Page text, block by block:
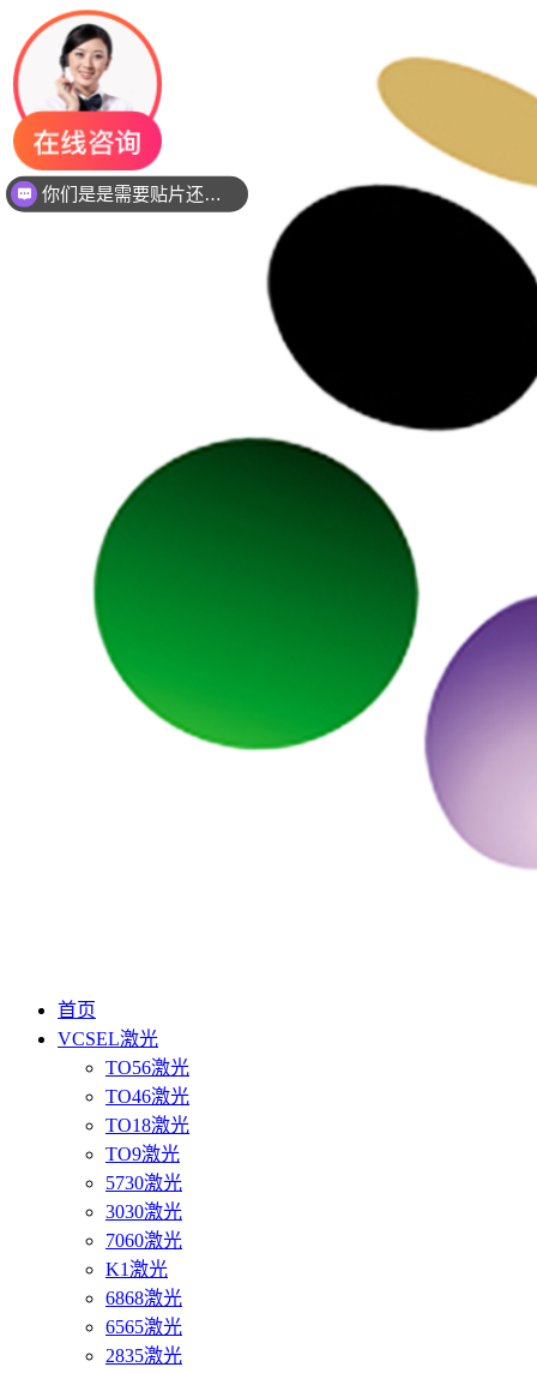
首页
VCSEL激光
TO56激光
TO46激光
TO18激光
TO9激光
5730激光
3030激光
7060激光
K1激光
6868激光
6565激光
2835激光
你们是是需要贴片还是插件灯珠呢？